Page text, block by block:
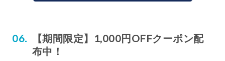
【期間限定】1,000円OFFクーポン配
布中！